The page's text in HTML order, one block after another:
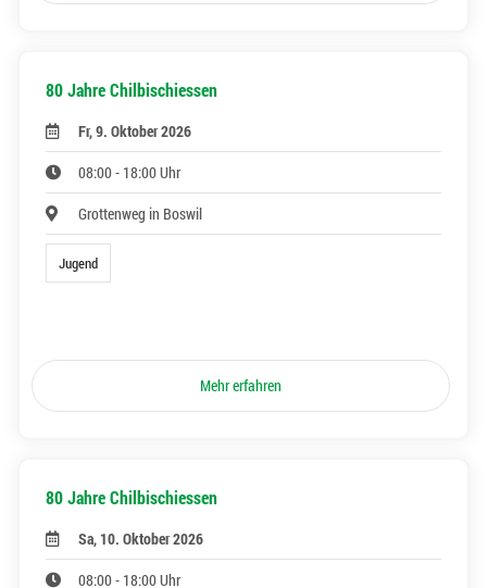
80 Jahre Chilbischiessen
Fr, 9. Oktober 2026
08:00 - 18:00 Uhr
Grottenweg in Boswil
Jugend
Mehr erfahren
80 Jahre Chilbischiessen
Sa, 10. Oktober 2026
08:00 - 18:00 Uhr